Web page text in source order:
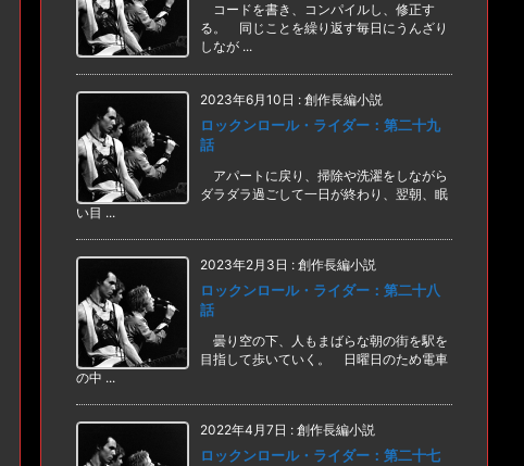
コードを書き、コンパイルし、修正す
る。 同じことを繰り返す毎日にうんざり
しなが ...
2023年6月10日 : 創作長編小説
ロックンロール・ライダー：第二十九
話
アパートに戻り、掃除や洗濯をしながら
ダラダラ過ごして一日が終わり、翌朝、眠
い目 ...
2023年2月3日 : 創作長編小説
ロックンロール・ライダー：第二十八
話
曇り空の下、人もまばらな朝の街を駅を
目指して歩いていく。 日曜日のため電車
の中 ...
2022年4月7日 : 創作長編小説
ロックンロール・ライダー：第二十七